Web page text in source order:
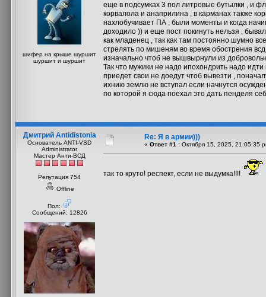
шифер на крыше шуршит
шуршит и шуршит
еще в подсумках 3 пол литровые бутылки , и
корвалола и анаприлина , в карманах также
нахлобучивает ПА , были моменты и когда
доходило )) и еще пост покинуть нельзя ,
как младенец , так как там постоянно шумно
стрелять по мишеням во время обострения
изначально чтоб не вышвырнули из
Так что мужики не надо ипохондрить надо
приедет свои не доедут чтоб вывезти ,
ихнию землю не вступал если начнутся
по которой я сюда поехал это дать пенделя
Дмитрий Antidistonia
Основатель ANTI-VSD
Administrator
Мастер Анти-ВСД
Репутация 754
Offline
Пол:
Сообщений: 12826
Re: Я в армии)))
« Ответ #1 : Октября 15, 2025, 21:05:35
так то круто! респект, если не выдумка!!!!